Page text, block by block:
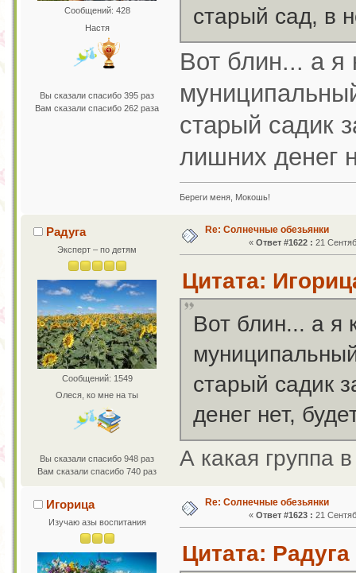
Сообщений: 428
Настя
Вы сказали спасибо 395 раз
Вам сказали спасибо 262 раза
старый сад, в
Вот блин... а я
старый садик
лишних денег
Береги меня, Мокошь!
Радуга
Эксперт – по детям
Сообщений: 1549
Олеся, ко мне на ты
Вы сказали спасибо 948 раз
Вам сказали спасибо 740 раз
Re: Солнечные обезьянки
«Ответ #1622 : 21
Цитата:
Вот блин... а я
старый садик
денег нет,
А какая группа
Игорица
Изучаю азы воспитания
Re: Солнечные обезьянки
«Ответ #1623 : 21
Цитата: